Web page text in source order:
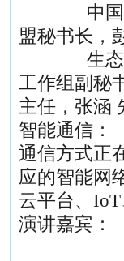
中国新能
盟秘书长，
生态文明
工作组副秘
主任，张涵
智能通信：
通信方式正
应的智能网
云平台、IoT
演讲嘉宾：